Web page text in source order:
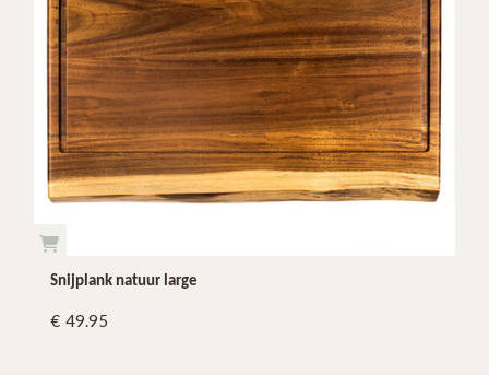
Snijplank natuur large
49.95